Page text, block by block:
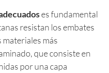
es fundamental
resistan los embates
más
que consiste en
por una capa